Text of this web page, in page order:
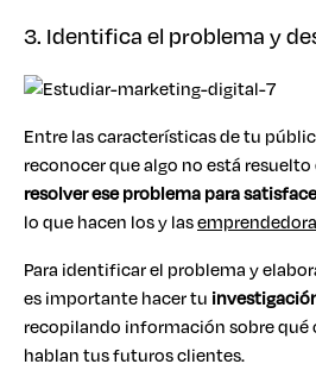
3. Identifica el problema y
Entre las características de tu
reconocer que algo no está resuelto
resolver ese problema para
lo que hacen los y las
Para identificar el problema y
es importante hacer tu
recopilando información sobre qué
hablan tus futuros clientes.